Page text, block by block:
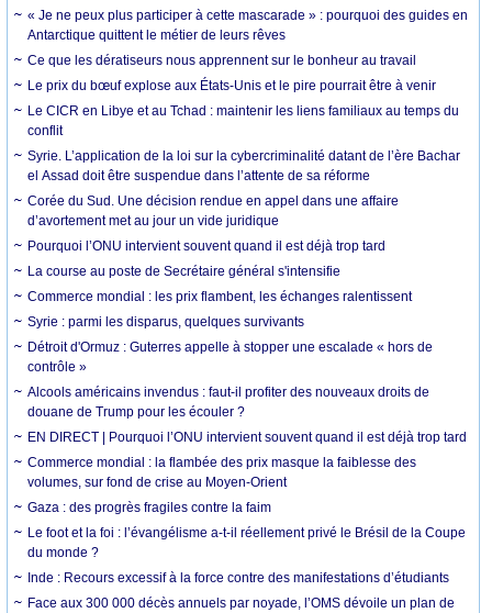
« Je ne peux plus participer à cette mascarade » : pourquoi des guides en
Antarctique quittent le métier de leurs rêves
Ce que les dératiseurs nous apprennent sur le bonheur au travail
Le prix du bœuf explose aux États-Unis et le pire pourrait être à venir
Le CICR en Libye et au Tchad : maintenir les liens familiaux au temps du
conflit
Syrie. L’application de la loi sur la cybercriminalité datant de l’ère Bachar
el Assad doit être suspendue dans l’attente de sa réforme
Corée du Sud. Une décision rendue en appel dans une affaire
d’avortement met au jour un vide juridique
Pourquoi l’ONU intervient souvent quand il est déjà trop tard
La course au poste de Secrétaire général s'intensifie
Commerce mondial : les prix flambent, les échanges ralentissent
Syrie : parmi les disparus, quelques survivants
Détroit d'Ormuz : Guterres appelle à stopper une escalade « hors de
contrôle »
Alcools américains invendus : faut-il profiter des nouveaux droits de
douane de Trump pour les écouler ?
EN DIRECT | Pourquoi l’ONU intervient souvent quand il est déjà trop tard
Commerce mondial : la flambée des prix masque la faiblesse des
volumes, sur fond de crise au Moyen-Orient
Gaza : des progrès fragiles contre la faim
Le foot et la foi : l’évangélisme a-t-il réellement privé le Brésil de la Coupe
du monde ?
Inde : Recours excessif à la force contre des manifestations d’étudiants
Face aux 300 000 décès annuels par noyade, l’OMS dévoile un plan de